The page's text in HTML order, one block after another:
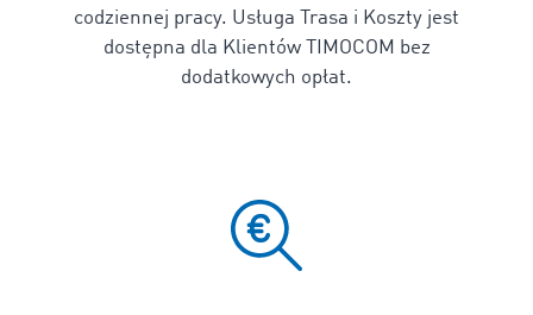
codziennej pracy. Usługa Trasa i Koszty jest
dostępna dla Klientów TIMOCOM bez
dodatkowych opłat.